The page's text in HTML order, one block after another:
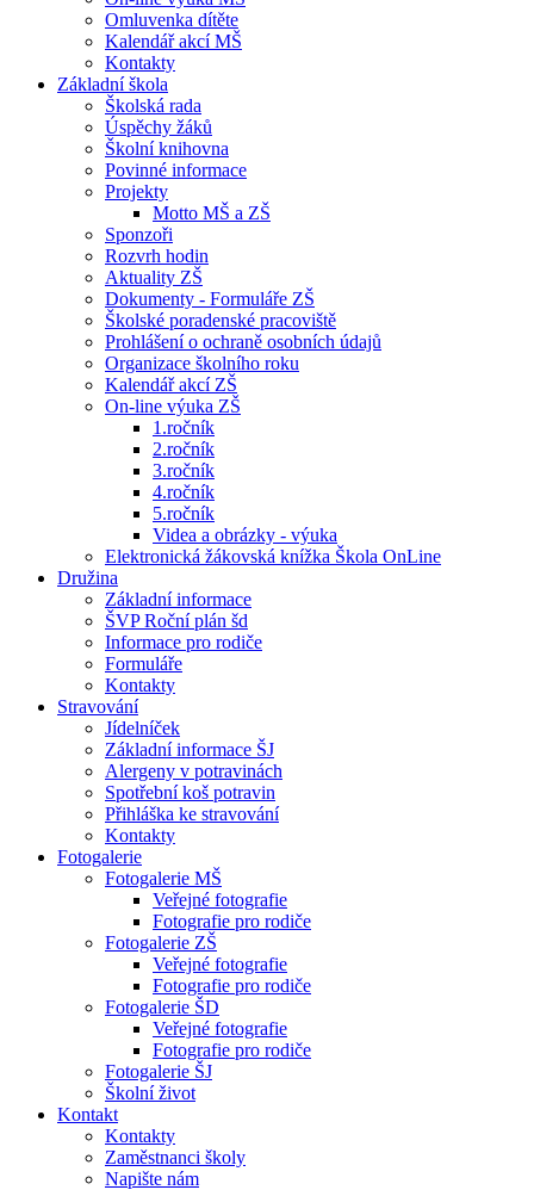
Omluvenka dítěte
Kalendář akcí MŠ
Kontakty
Základní škola
Školská rada
Úspěchy žáků
Školní knihovna
Povinné informace
Projekty
Motto MŠ a ZŠ
Sponzoři
Rozvrh hodin
Aktuality ZŠ
Dokumenty - Formuláře ZŠ
Školské poradenské pracoviště
Prohlášení o ochraně osobních údajů
Organizace školního roku
Kalendář akcí ZŠ
On-line výuka ZŠ
1.ročník
2.ročník
3.ročník
4.ročník
5.ročník
Videa a obrázky - výuka
Elektronická žákovská knížka Škola OnLine
Družina
Základní informace
ŠVP Roční plán šd
Informace pro rodiče
Formuláře
Kontakty
Stravování
Jídelníček
Základní informace ŠJ
Alergeny v potravinách
Spotřební koš potravin
Přihláška ke stravování
Kontakty
Fotogalerie
Fotogalerie MŠ
Veřejné fotografie
Fotografie pro rodiče
Fotogalerie ZŠ
Veřejné fotografie
Fotografie pro rodiče
Fotogalerie ŠD
Veřejné fotografie
Fotografie pro rodiče
Fotogalerie ŠJ
Školní život
Kontakt
Kontakty
Zaměstnanci školy
Napište nám